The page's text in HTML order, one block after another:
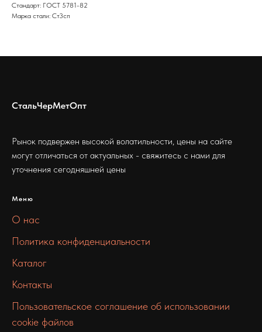
Стандарт: ГОСТ 5781-82
Марка стали: Ст3сп
СтальЧерМетОпт
Рынок подвержен высокой волатильности, цены на сайте
могут отличаться от актуальных - свяжитесь с нами для
уточнения сегодняшней цены
Меню
О нас
Политика конфиденциальности
Каталог
Контакты
Пользовательское соглашение об использовании
cookie файлов